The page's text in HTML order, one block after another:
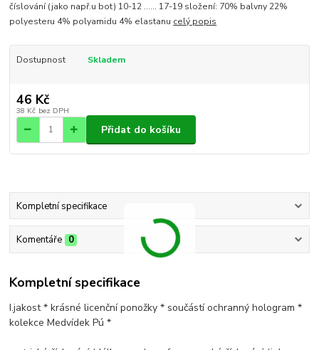
číslování (jako např.u bot) 10-12 ...... 17-19 složení: 70% balvny 22%
polyesteru 4% polyamidu 4% elastanu celý popis
Dostupnost Skladem
46 Kč
38 Kč bez DPH
Přidat do košíku
Kompletní specifikace
Komentáře 0
Kompletní specifikace
I.jakost * krásné licenční ponožky * součástí ochranný hologram *
kolekce Medvídek Pú *